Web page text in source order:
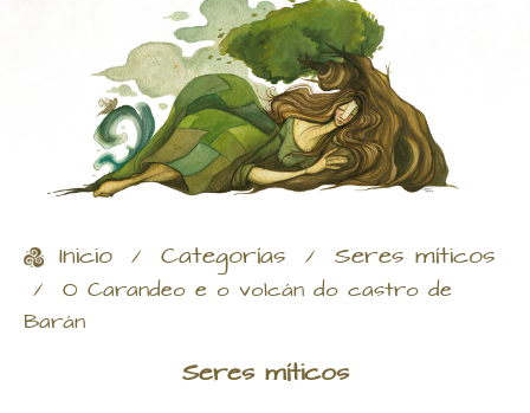
Inicio / Categorías / Seres míticos
/ O Carandeo e o volcán do castro de
Barán
Seres míticos